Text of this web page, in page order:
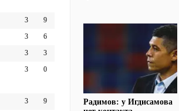
3 9
3 6
3 3
3 0
3 9
Радимов: у Игдисамова